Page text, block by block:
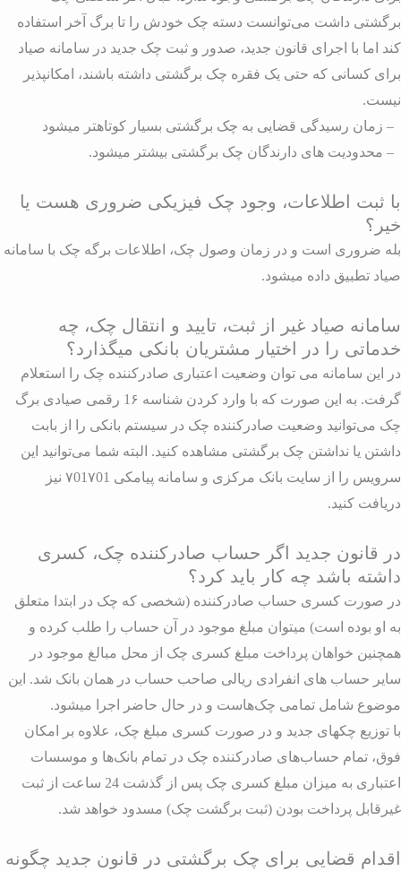
داشت می‌توانست دسته چک خودش را تا برگ آخر استفاده
اما با اجرای قانون جدید، صدور و ثبت چک جدید در سامانه صیاد
کسانی که حتی یک فقره چک برگشتی داشته باشند، امکانپذیر
زمان رسیدگی قضایی به چک برگشتی بسیار کوتاهتر میشود
محدودیت های دارندگان چک برگشتی بیشتر میشود.
ثبت اطلاعات، وجود چک فیزیکی ضروری هست یا
ضروری است و در زمان وصول چک، اطلاعات برگه چک با سامانه
تطبیق داده میشود.
صیاد غیر از ثبت، تایید و انتقال چک، چه
را در اختیار مشتریان بانکی میگذارد؟
این سامانه می توان وضعیت اعتباری صادرکننده چک را استعلام
گرفت. به این صورت که با وارد کردن شناسه 1۶ رقمی صیادی برگ
می‌توانید وضعیت صادرکننده چک در سیستم بانکی را از بابت
یا نداشتن چک برگشتی مشاهده کنید. البته شما می‌توانید این
سرویس را از سایت بانک مرکزی و سامانه پیامکی ۷01۷01 نیز
کنید.
قانون جدید اگر حساب صادرکننده چک، کسری
باشد چه کار باید کرد؟
صورت کسری حساب صادرکننده (شخصی که چک در ابتدا متعلق
او بوده است) میتوان مبلغ موجود در آن حساب را طلب کرده و
خواهان پرداخت مبلغ کسری چک از محل مبالغ موجود در
حساب های انفرادی ریالی صاحب حساب در همان بانک شد. این
شامل تمامی چک‌هاست و در حال حاضر اجرا میشود.
توزیع چکهای جدید و در صورت کسری مبلغ چک، علاوه بر امکان
تمام حساب‌های صادرکننده چک در تمام بانک‌ها و موسسات
اعتباری به میزان مبلغ کسری چک پس از گذشت 24 ساعت از ثبت
پرداخت بودن (ثبت برگشت چک) مسدود خواهد شد.
قضایی برای چک برگشتی در قانون جدید چگونه